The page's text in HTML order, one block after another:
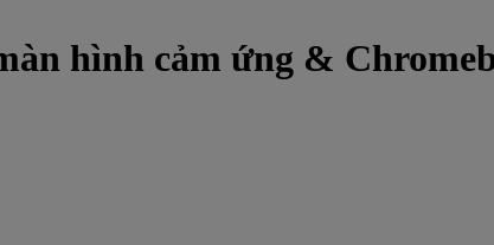
hình cảm ứng &